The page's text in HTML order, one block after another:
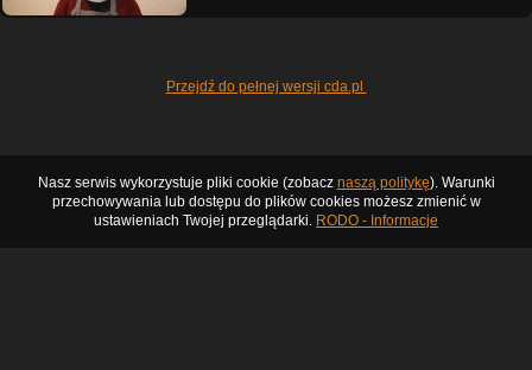
Przejdź do pełnej wersji cda.pl
Nasz serwis wykorzystuje pliki cookie (zobacz naszą politykę). Warunki
przechowywania lub dostępu do plików cookies możesz zmienić w
ustawieniach Twojej przeglądarki. RODO - Informacje